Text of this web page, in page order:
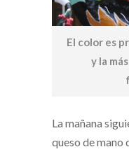
El color es
y la
La mañana
queso de mano